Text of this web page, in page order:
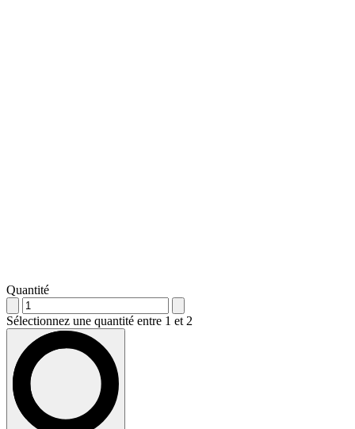
Quantité
Sélectionnez une quantité entre 1 et 2